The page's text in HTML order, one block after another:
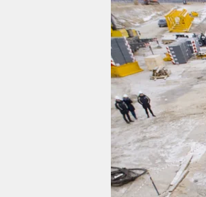
nord
wahrheit
verlag
verlag
veranstaltungen
shop
fragen & hilfe